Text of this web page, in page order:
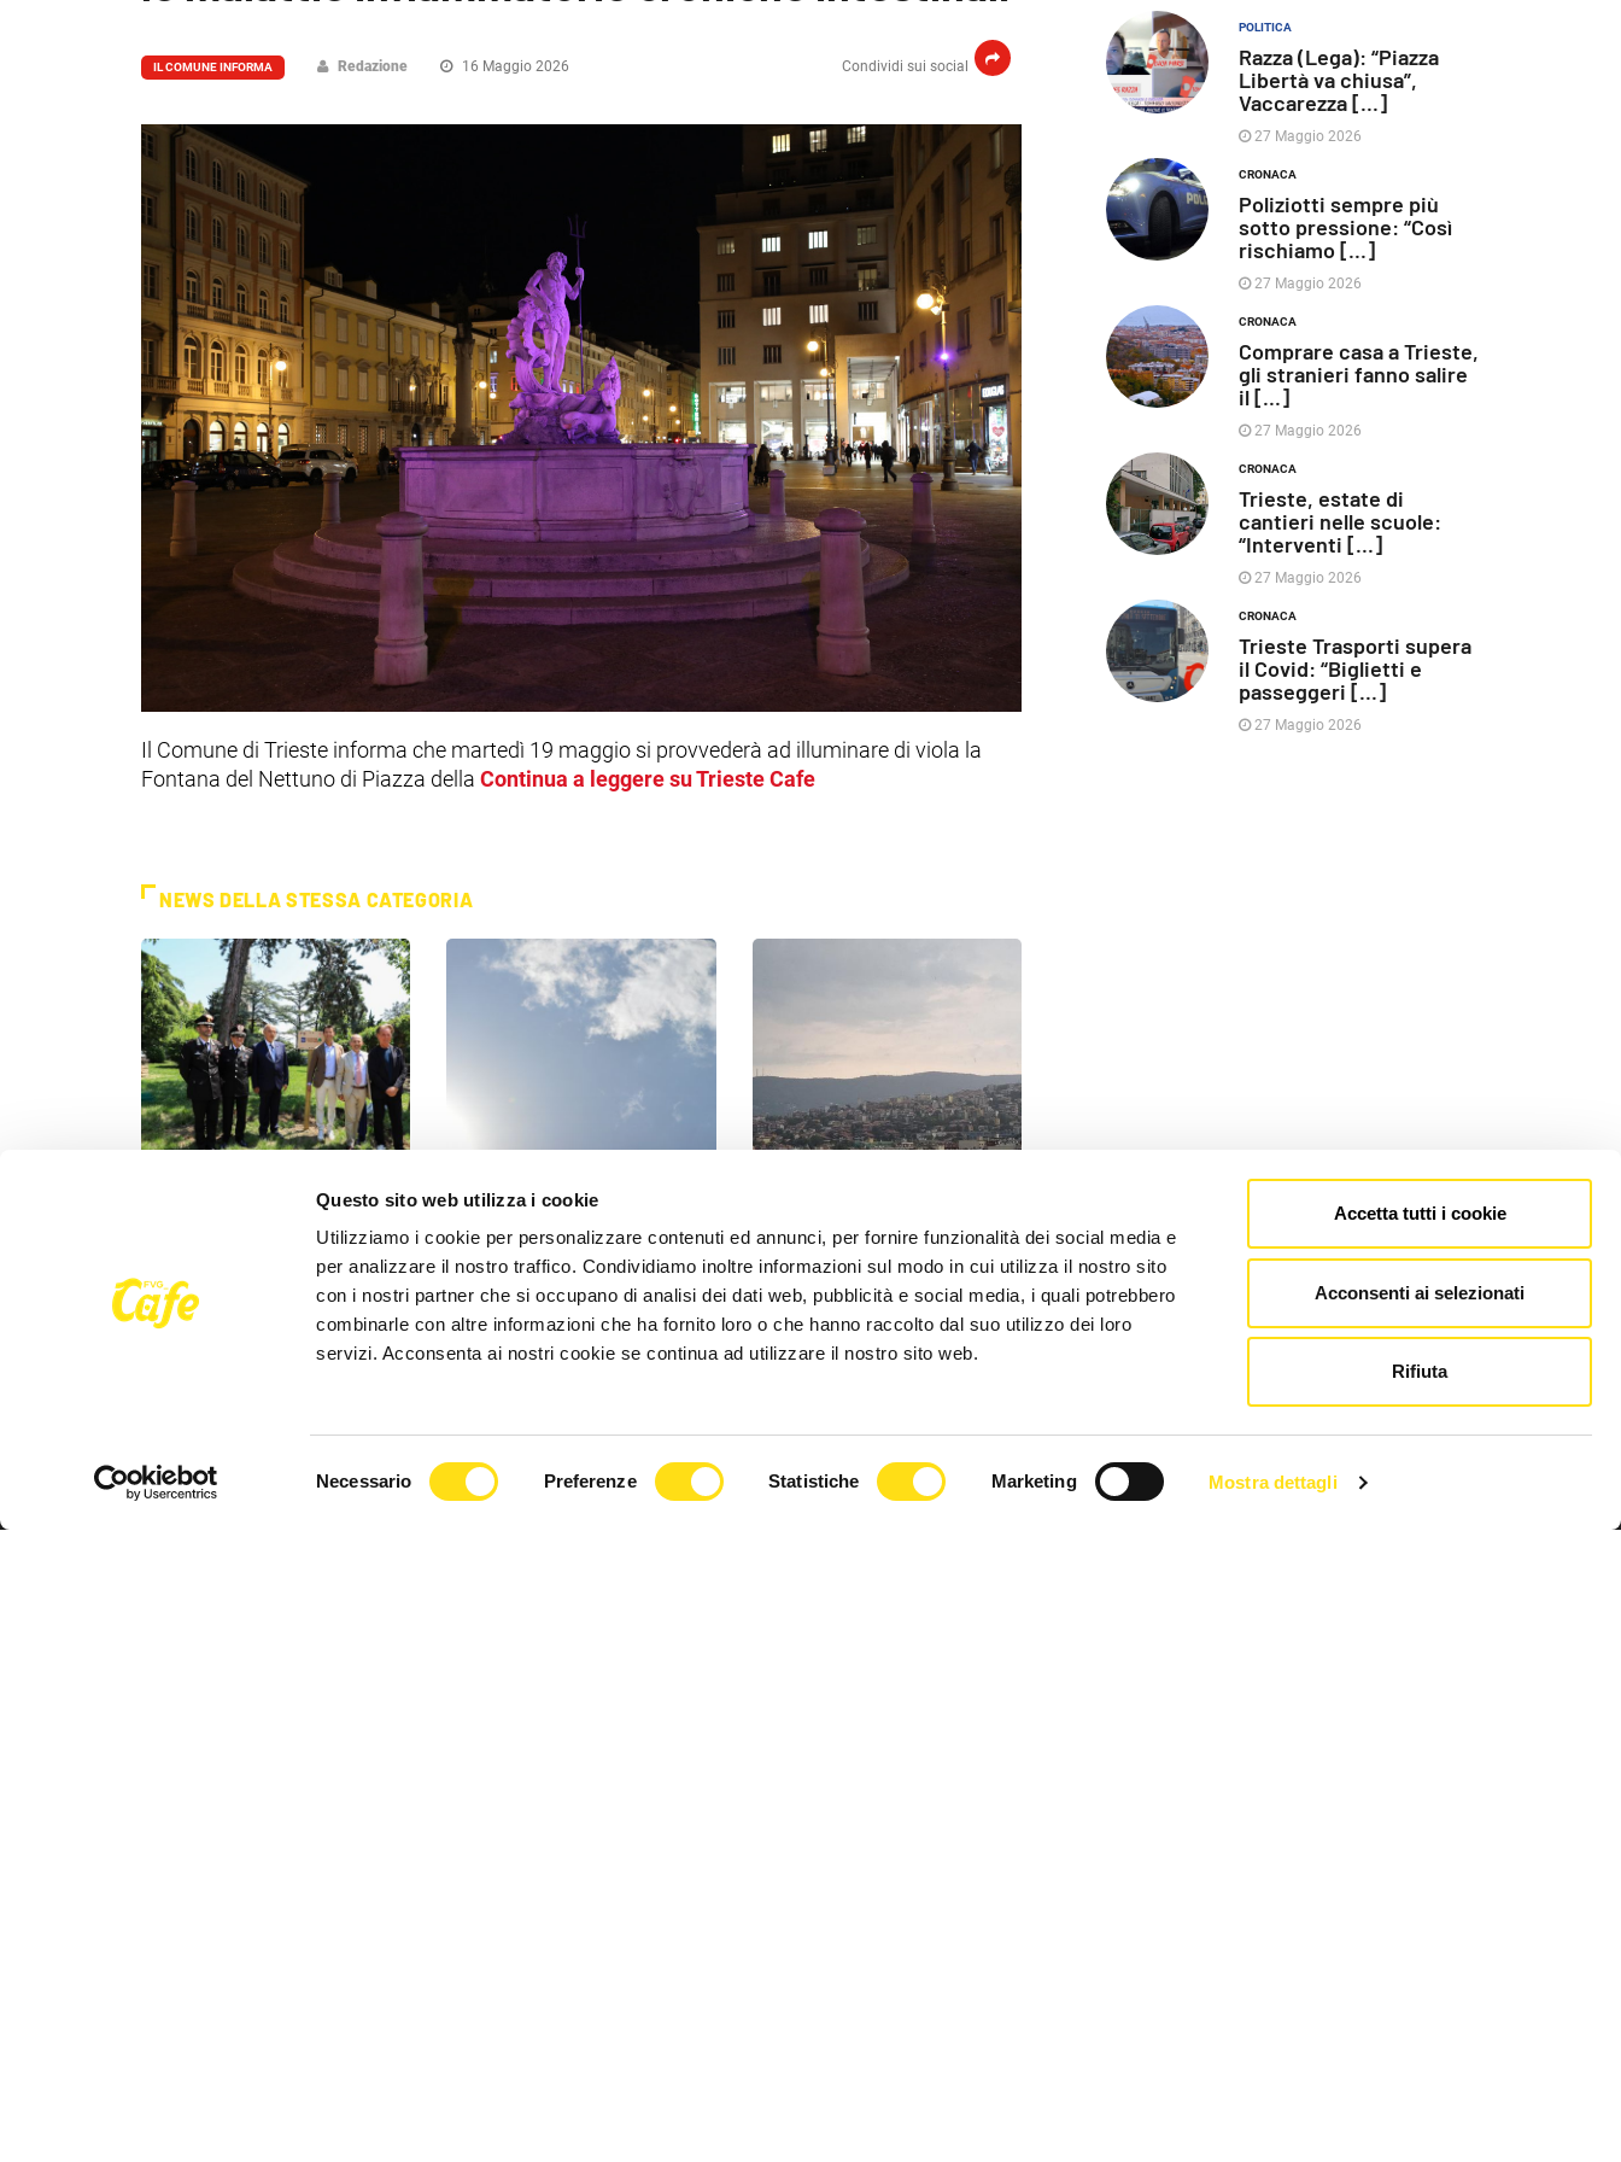
Questo sito web utilizza i cookie
Utilizziamo i cookie per personalizzare contenuti ed annunci, per fornire funzionalità dei social media e
per analizzare il nostro traffico. Condividiamo inoltre informazioni sul modo in cui utilizza il nostro sito
con i nostri partner che si occupano di analisi dei dati web, pubblicità e social media, i quali potrebbero
combinarle con altre informazioni che ha fornito loro o che hanno raccolto dal suo utilizzo dei loro
servizi. Acconsenta ai nostri cookie se continua ad utilizzare il nostro sito web.
Necessario Preferenze Statistiche Marketing Mostra dettagli
Accetta tutti i cookie
Acconsenti ai selezionati
Rifiuta
Condividi sui social
IL COMUNE INFORMA Redazione 16 Maggio 2026
Il Comune di Trieste informa che martedì 19 maggio si provvederà ad illuminare di viola la
Fontana del Nettuno di Piazza della Continua a leggere su Trieste Cafe
NEWS DELLA STESSA CATEGORIA
"Rai coltiva il futuro", messi a
dimora nuovi alberi in Piazzale
Rosmini
Lieve superamento dei valori
di ozono fino al 30 maggio: le
direttive sanitarie [...]
27 Maggio 2026
Superamento del valore
obiettivo di ozono a Trieste, le
raccomandazioni del [...]
27 Maggio 2026
POLITICA
Razza (Lega): “Piazza
Libertà va chiusa”,
Vaccarezza [...]
27 Maggio 2026
CRONACA
Poliziotti sempre più
sotto pressione: “Così
rischiamo [...]
27 Maggio 2026
CRONACA
Comprare casa a Trieste,
gli stranieri fanno salire
il [...]
27 Maggio 2026
CRONACA
Trieste, estate di
cantieri nelle scuole:
“Interventi [...]
27 Maggio 2026
CRONACA
Trieste Trasporti supera
il Covid: “Biglietti e
passeggeri [...]
27 Maggio 2026